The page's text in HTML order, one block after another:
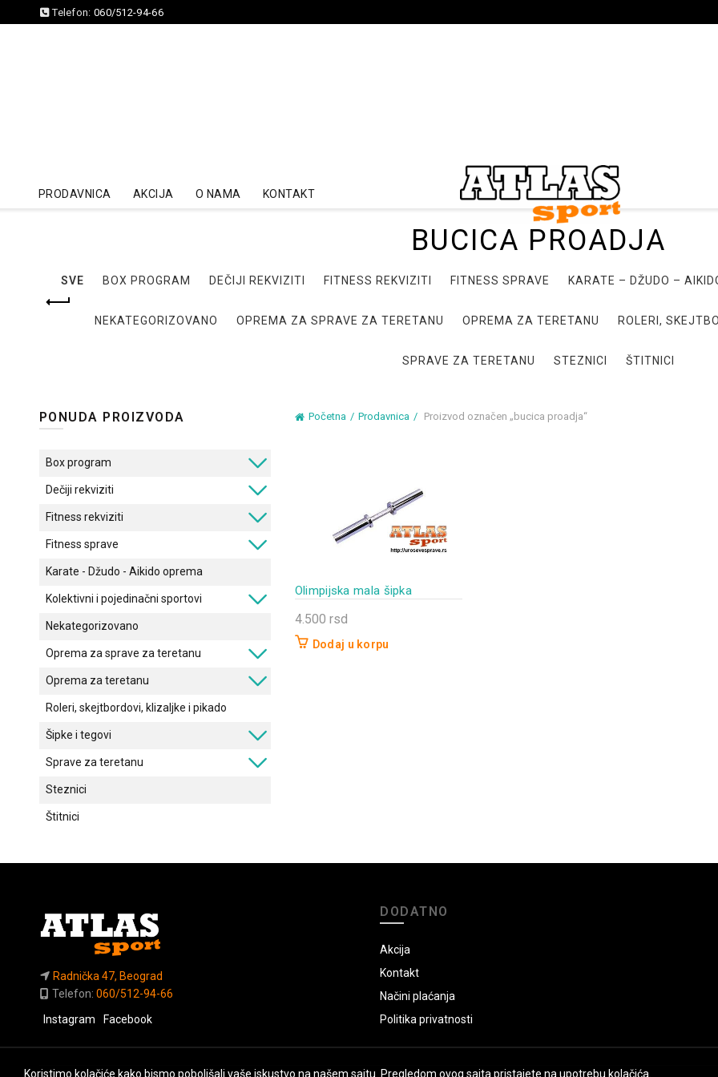
Telefon: 060/512-94-66
PRODAVNICA AKCIJA O NAMA KONTAKT
BUCICA PROADJA
SVE BOX PROGRAM DEČIJI REKVIZITI FITNESS REKVIZITI FITNESS SPRAVE KARATE – DŽUDO –
NEKATEGORIZOVANO OPREMA ZA SPRAVE ZA TERETANU OPREMA ZA TERETANU ROLERI,
SPRAVE ZA TERETANU STEZNICI ŠTITNICI
Početna Prodavnica Proizvod označen „bucica proadja“
Olimpijska mala šipka
4.500 rsd
Dodaj u korpu
PONUDA PROIZVODA
Box program
Dečiji rekviziti
Fitness rekviziti
Fitness sprave
Karate - Džudo - Aikido oprema
Kolektivni i pojedinačni sportovi
Nekategorizovano
Oprema za sprave za teretanu
Oprema za teretanu
Roleri, skejtbordovi, klizaljke i pikado
Šipke i tegovi
Sprave za teretanu
Steznici
Štitnici
Radnička 47, Beograd
Telefon: 060/512-94-66
Instagram
Facebook
DODATNO
Akcija
Kontakt
Načini plaćanja
Politika privatnosti
Koristimo kolačiće kako bismo poboljšali vaše iskustvo na našem sajtu. Pregledom ovog sajta pristajete na upotrebu kolačića.